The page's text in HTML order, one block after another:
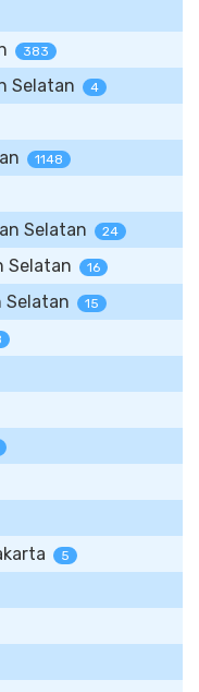
383
Selatan 4
1148
Selatan 24
Selatan 16
Selatan 15
5